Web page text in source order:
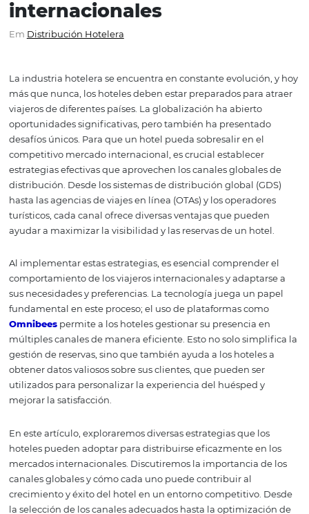
Estrategias para
hotel en mercados
EmDistribución Hotelera
La industria hotelera se encuentra en constante
más que nunca, los hoteles deben estar preparados
viajeros de diferentes países. La globalización ha abierto
oportunidades significativas, pero también ha
desafíos únicos. Para que un hotel pueda sobresalir en
competitivo mercado internacional, es crucial
distribución. Desde los sistemas de distribución global
hasta las agencias de viajes en línea (OTAs) y los
turísticos, cada canal ofrece diversas ventajas que
ayudar a maximizar la visibilidad y las reservas de un
Al implementar estas estrategias, es esencial
comportamiento de los viajeros internacionales y
sus necesidades y preferencias. La tecnología juega un
Omnibeespermite a los hoteles gestionar su presencia
múltiples canales de manera eficiente. Esto no solo
gestión de reservas, sino que también ayuda a los
obtener datos valiosos sobre sus clientes, que pueden
utilizados para personalizar la experiencia del huésped